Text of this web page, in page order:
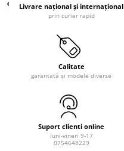
Livrare național și internațional
prin curier rapid
Calitate
garantată și modele diverse
Suport clienti online
luni-vineri 9-17
0754648229